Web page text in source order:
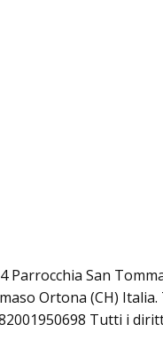
Parrocchia San
Ortona (CH) Italia.
82001950698 Tutti i